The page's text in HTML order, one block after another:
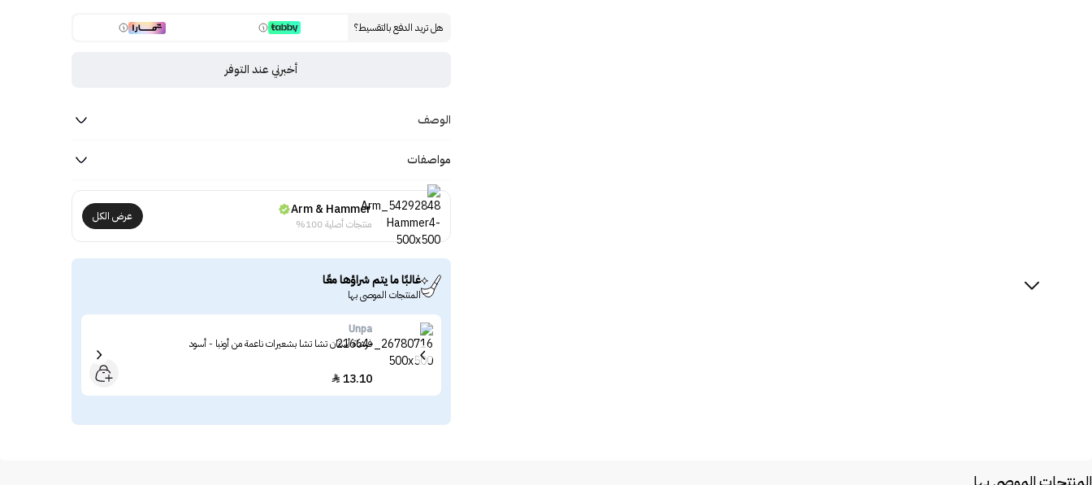
هل تريد الدفع بالتقسيط؟
أخبرني عند التوفر
الوصف
مواصفات
Arm & Hammer
منتجات أصلية 100%
عرض الكل
غالبًا ما يتم شراؤها معًا
المنتجات الموصى بها
Unpa
فرشاة أسنان تشا تشا بشعيرات ناعمة من أونبا - أسود
13.10
